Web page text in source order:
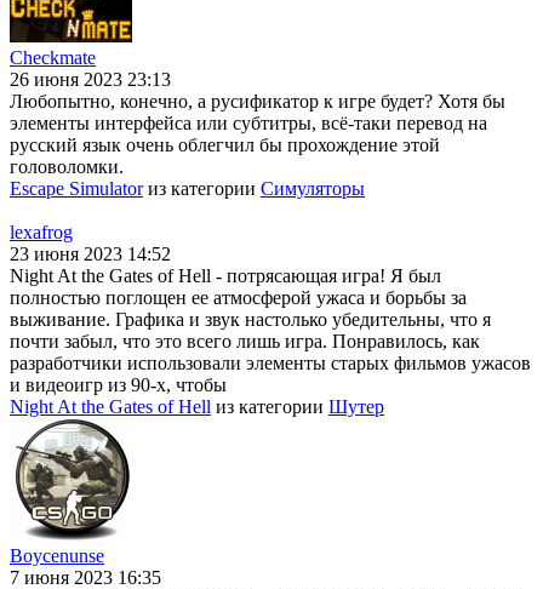
Checkmate
26 июня 2023 23:13
Любопытно, конечно, а русификатор к игре будет? Хотя бы
элементы интерфейса или субтитры, всё-таки перевод на
русский язык очень облегчил бы прохождение этой
головоломки.
Escape Simulatorиз категории Симуляторы
lexafrog
23 июня 2023 14:52
Night At the Gates of Hell - потрясающая игра! Я был
полностью поглощен ее атмосферой ужаса и борьбы за
выживание. Графика и звук настолько убедительны, что я
почти забыл, что это всего лишь игра. Понравилось, как
разработчики использовали элементы старых фильмов ужасов
и видеоигр из 90-х, чтобы
Night At the Gates of Hell из категории Шутер
Boycenunse
7 июня 2023 16:35